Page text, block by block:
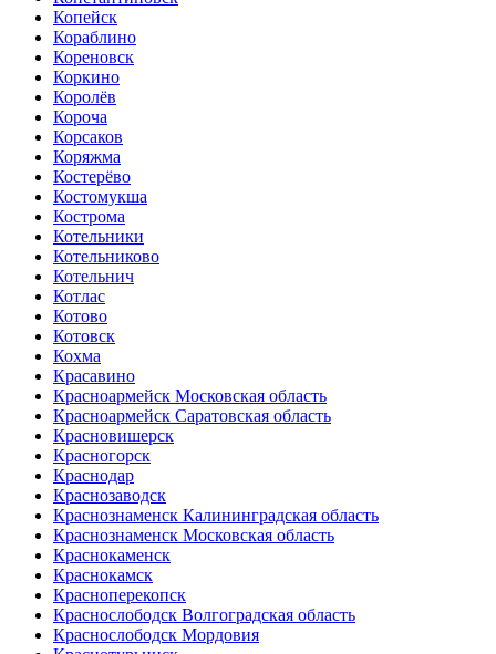
Копейск
Кораблино
Кореновск
Коркино
Королёв
Короча
Корсаков
Коряжма
Костерёво
Костомукша
Кострома
Котельники
Котельниково
Котельнич
Котлас
Котово
Котовск
Кохма
Красавино
Красноармейск Московская область
Красноармейск Саратовская область
Красновишерск
Красногорск
Краснодар
Краснозаводск
Краснознаменск Калининградская область
Краснознаменск Московская область
Краснокаменск
Краснокамск
Красноперекопск
Краснослободск Волгоградская область
Краснослободск Мордовия